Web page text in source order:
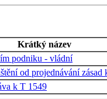
Krátký název
podniku - vládní
od projednávání zásad
k T 1549